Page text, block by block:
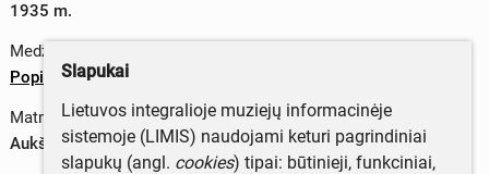
1935 m.
Medžiagos
Popierius;poligrafiniai dažai
Matmenys
Aukštis x plotis – 16 x 10,6 cm
Slapukai
Lietuvos integralioje muziejų informacinėje
sistemoje (LIMIS) naudojami keturi pagrindiniai
slapukų (angl. cookies) tipai: būtinieji, funkciniai,